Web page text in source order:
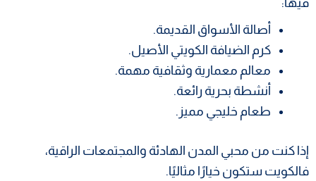
فيها:
أصالة الأسواق القديمة.
كرم الضيافة الكويتي الأصيل.
معالم معمارية وثقافية مهمة.
أنشطة بحرية رائعة.
طعام خليجي مميز.
إذا كنت من محبي المدن الهادئة والمجتمعات الراقية،
فالكويت ستكون خيارًا مثاليًا.